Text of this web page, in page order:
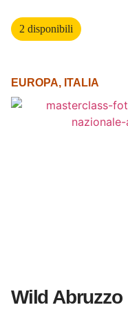
2 disponibili
EUROPA, ITALIA
Wild Abruzzo